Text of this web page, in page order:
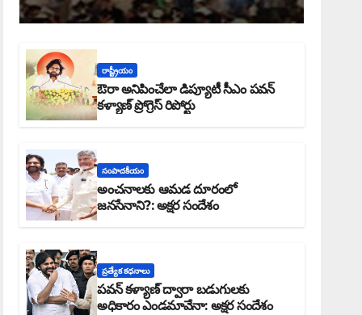
రాష్ట్రీయం
ఔరా అనిపించేలా డిప్యూటీ సీఎం పవన్
కళ్యాణ్ ప్రోగ్రెస్ రిపోర్టు
సంపాదకీయం
అంచనాలకు ఆమడ దూరంలో
జనసేనాని?: అక్షర సందేశం
ప్రత్యేక కధనాలు
పవన్ కళ్యాణ్ ద్వారా బడుగులకు
అధికారం ఎండమావేనా: అక్షర సందేశం